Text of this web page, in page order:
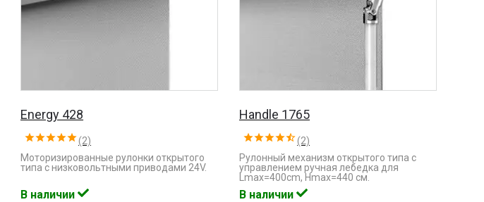
Energy 428
(2)
Моторизированные рулонки открытого
типа с низковольтными приводами 24V.
В наличии
Handle 1765
(2)
Рулонный механизм открытого типа с
управлением ручная лебедка для
Lmaх=400cm, Hmax=440 см.
В наличии